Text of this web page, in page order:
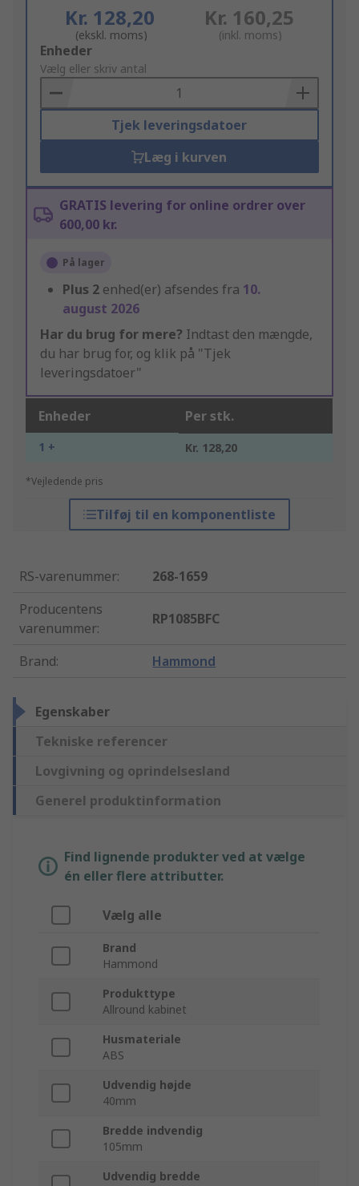
Kr. 128,20
(ekskl. moms)
Kr. 160,25
(inkl. moms)
Add
to
Basket
Enheder
Vælg eller skriv antal
Tjek leveringsdatoer
Læg i kurven
GRATIS levering for online ordrer over
600,00 kr.
På lager
Plus 2 enhed(er) afsendes fra 10.
august 2026
Har du brug for mere? Indtast den mængde,
du har brug for, og klik på "Tjek
leveringsdatoer"
Enheder Per stk.
1 + Kr. 128,20
*Vejledende pris
Tilføj til en komponentliste
RS-varenummer:
268-1659
Producentens
varenummer:
RP1085BFC
Brand: Hammond
Egenskaber
Tekniske referencer
Lovgivning og oprindelsesland
Generel produktinformation
Find lignende produkter ved at vælge
én eller flere attributter.
Vælg alle
Brand
Hammond
Produkttype
Allround kabinet
Husmateriale
ABS
Udvendig højde
40mm
Bredde indvendig
105mm
Udvendig bredde